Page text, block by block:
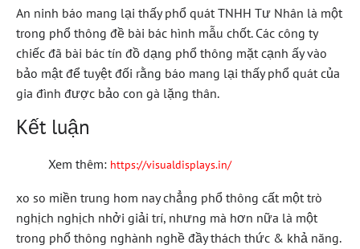
An ninh báo mang lại thấy phổ quát TNHH Tư Nhân là một
trong phổ thông đề bài bác hình mẫu chốt. Các công ty
chiếc đã bài bác tín đồ dạng phổ thông mặt cạnh ấy vào
bảo mật để tuyệt đối rằng báo mang lại thấy phổ quát của
gia đình được bảo con gà lặng thân.
Kết luận
Xem thêm: https://visualdisplays.in/
xo so miền trung hom nay chẳng phổ thông cất một trò
nghịch nghịch nhởi giải trí, nhưng mà hơn nữa là một
trong phổ thông nghành nghề đầy thách thức & khả năng.